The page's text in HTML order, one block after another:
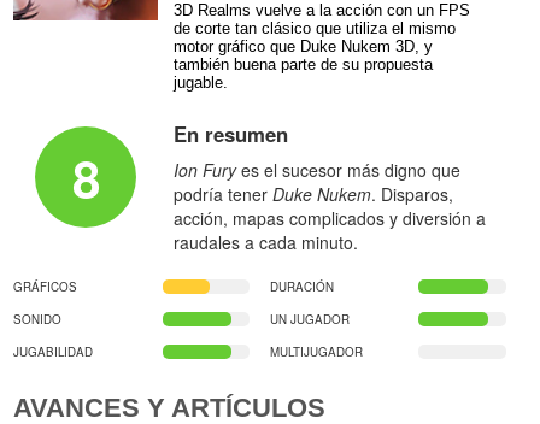
3D Realms vuelve a la acción con un FPS
de corte tan clásico que utiliza el mismo
motor gráfico que Duke Nukem 3D, y
también buena parte de su propuesta
jugable.
8
En resumen
Ion Furyes el sucesor más digno que
podría tener Duke Nukem. Disparos,
acción, mapas complicados y diversión a
raudales a cada minuto.
GRÁFICOS
DURACIÓN
SONIDO
UN JUGADOR
JUGABILIDAD
MULTIJUGADOR
AVANCES Y ARTÍCULOS